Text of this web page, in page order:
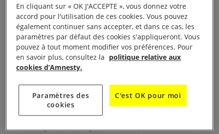
l’histoire de notre ville et, pour sa quatrième
«balade-découverte», le groupe beaunois d’Amnesty
international a choisi un tour des remparts de
Beaune.
Monsieur Jean-Paul Chambard, de l’association
«Les amis des Remparts», nous fera l’honneur de
commenter cette promenade dans l’histoire
défensive de Beaune au long des siècles, avec
En cliquant sur « OK J'ACCEPTE », vous donnez votre
accord pour l'utilisation de ces cookies. Vous pouvez
également continuer sans accepter, et dans ce cas, les
paramètres par défaut des cookies s'appliqueront. Vous
pouvez à tout moment modifier vos préférences. Pour
en savoir plus, consultez la politique relative aux
cookies d’Amnesty.
Paramètres des
cookies
C'est OK pour moi